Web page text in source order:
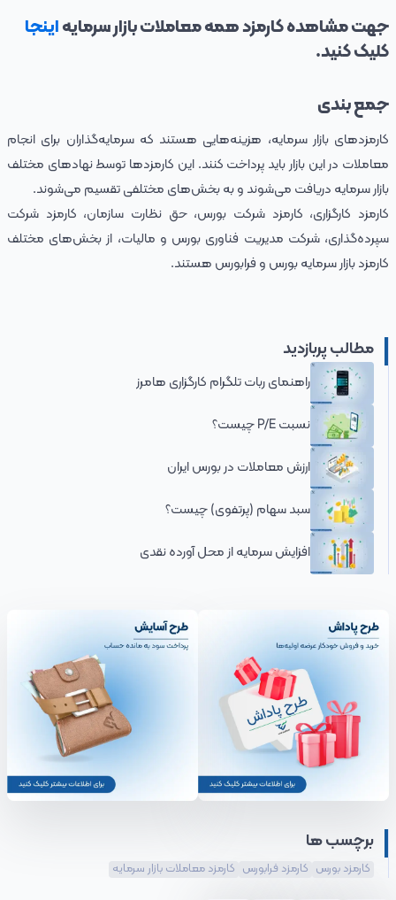
جهت مشاهده کارمزد همه معاملات بازار سرمایهاینجا
کلیک کنید.
جمع بندی
کارمزدهای بازار سرمایه، هزینه‌هایی هستند که سرمایه‌گذاران برای انجام
معاملات در این بازار باید پرداخت کنند. این کارمزدها توسط نهادهای مختلف
بازار سرمایه دریافت می‌شوند و به بخش‌های مختلفی تقسیم می‌شوند.
کارمزد کارگزاری، کارمزد شرکت بورس، حق نظارت سازمان، کارمزد شرکت
سپرده‌گذاری، شرکت مدیریت فناوری بورس و مالیات، از بخش‌های مختلف
کارمزد بازار سرمایه بورس و فرابورس هستند.
مطالب پربازدید
راهنمای ربات تلگرام کارگزاری هامرز
نسبت P/E چیست؟
ارزش معاملات در بورس ایران
سبد سهام (پرتفوی) چیست؟
افزایش سرمایه از محل آورده نقدی
برچسب ها
کارمزد بورس کارمزد فرابورس کارمزد معاملات بازار سرمایه